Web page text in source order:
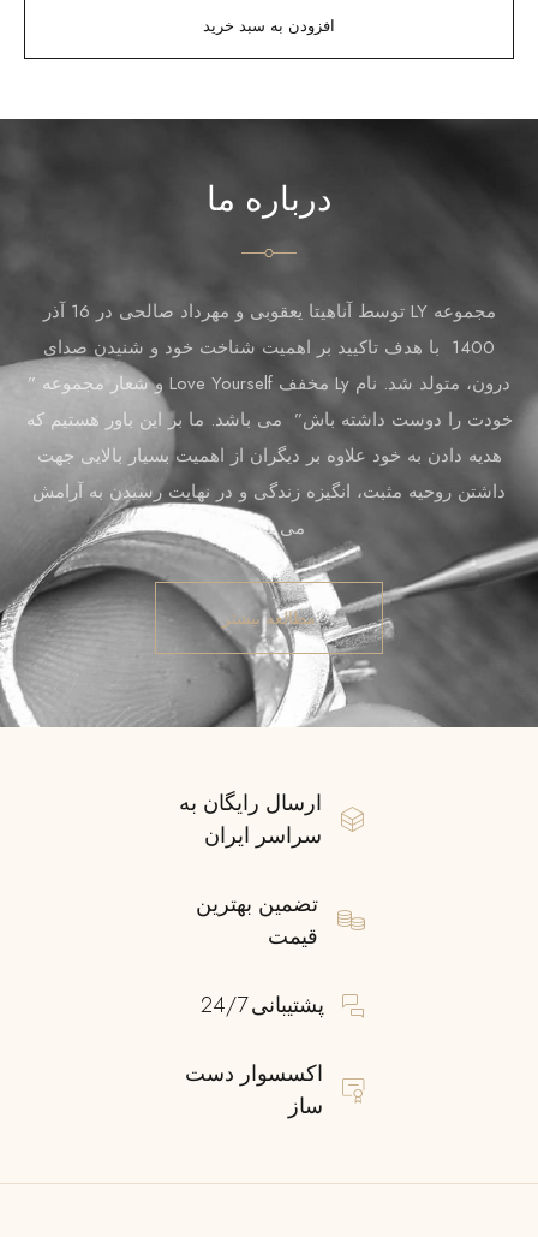
افزودن به سبد خرید
درباره ما
مجموعه LY توسط آناهیتا یعقوبی و مهرداد صالحی در 16 آذر
1400 با هدف تاکیید بر اهمیت شناخت خود و شنیدن صدای
درون، متولد شد. نام Ly مخفف Love Yourself و شعار مجموعه ”
خودت را دوست داشته باش” می باشد. ما بر این باور هستیم که
هدیه دادن به خود علاوه بر دیگران از اهمیت بسیار بالایی جهت
داشتن روحیه مثبت، انگیزه زندگی و در نهایت رسیدن به آرامش
می باشد.
مطالعه بیشتر
ارسال رایگان به
سراسر ایران
تضمین بهترین
قیمت
پشتیبانی 24/7
اکسسوار دست
ساز